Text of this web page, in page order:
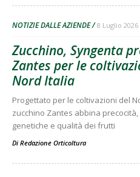
NOTIZIE DALLE AZIENDE 8 Luglio 2026
Zucchino, Syngenta
Zantes per le
Nord Italia
Progettato per le coltivazioni del
zucchino Zantes abbina
genetiche e qualità dei frutti
Di Redazione Orticoltura